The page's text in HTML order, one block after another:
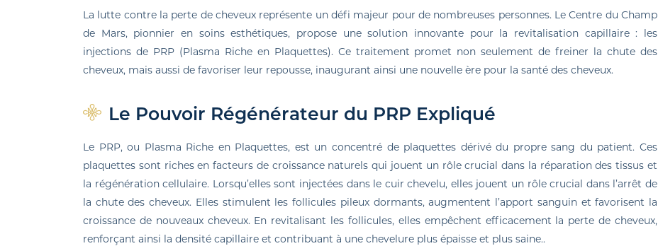
La lutte contre la perte de cheveux représente un défi majeur pour de nombreuses personnes. Le Centre du Champ
de Mars, pionnier en soins esthétiques, propose une solution innovante pour la revitalisation capillaire : les
injections de PRP (Plasma Riche en Plaquettes). Ce traitement promet non seulement de freiner la chute des
cheveux, mais aussi de favoriser leur repousse, inaugurant ainsi une nouvelle ère pour la santé des cheveux.
Le Pouvoir Régénérateur du PRP Expliqué
Le PRP, ou Plasma Riche en Plaquettes, est un concentré de plaquettes dérivé du propre sang du patient. Ces
plaquettes sont riches en facteurs de croissance naturels qui jouent un rôle crucial dans la réparation des tissus et
la régénération cellulaire. Lorsqu’elles sont injectées dans le cuir chevelu, elles jouent un rôle crucial dans l’arrêt de
la chute des cheveux. Elles stimulent les follicules pileux dormants, augmentent l’apport sanguin et favorisent la
croissance de nouveaux cheveux. En revitalisant les follicules, elles empêchent efficacement la perte de cheveux,
renforçant ainsi la densité capillaire et contribuant à une chevelure plus épaisse et plus saine..